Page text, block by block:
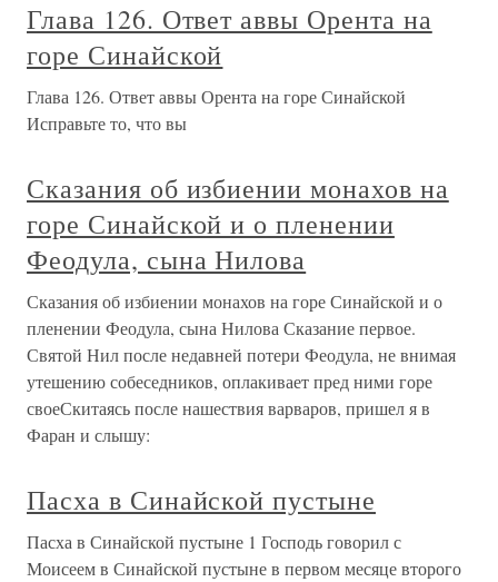
Глава 126. Ответ аввы Орента на
горе Синайской
Глава 126. Ответ аввы Орента на горе Синайской
Исправьте то, что вы
Сказания об избиении монахов на
горе Синайской и о пленении
Феодула, сына Нилова
Сказания об избиении монахов на горе Синайской и о
пленении Феодула, сына Нилова Сказание первое.
Святой Нил после недавней потери Феодула, не внимая
утешению собеседников, оплакивает пред ними горе
своеСкитаясь после нашествия варваров, пришел я в
Фаран и слышу:
Пасха в Синайской пустыне
Пасха в Синайской пустыне 1 Господь говорил с
Моисеем в Синайской пустыне в первом месяце второго